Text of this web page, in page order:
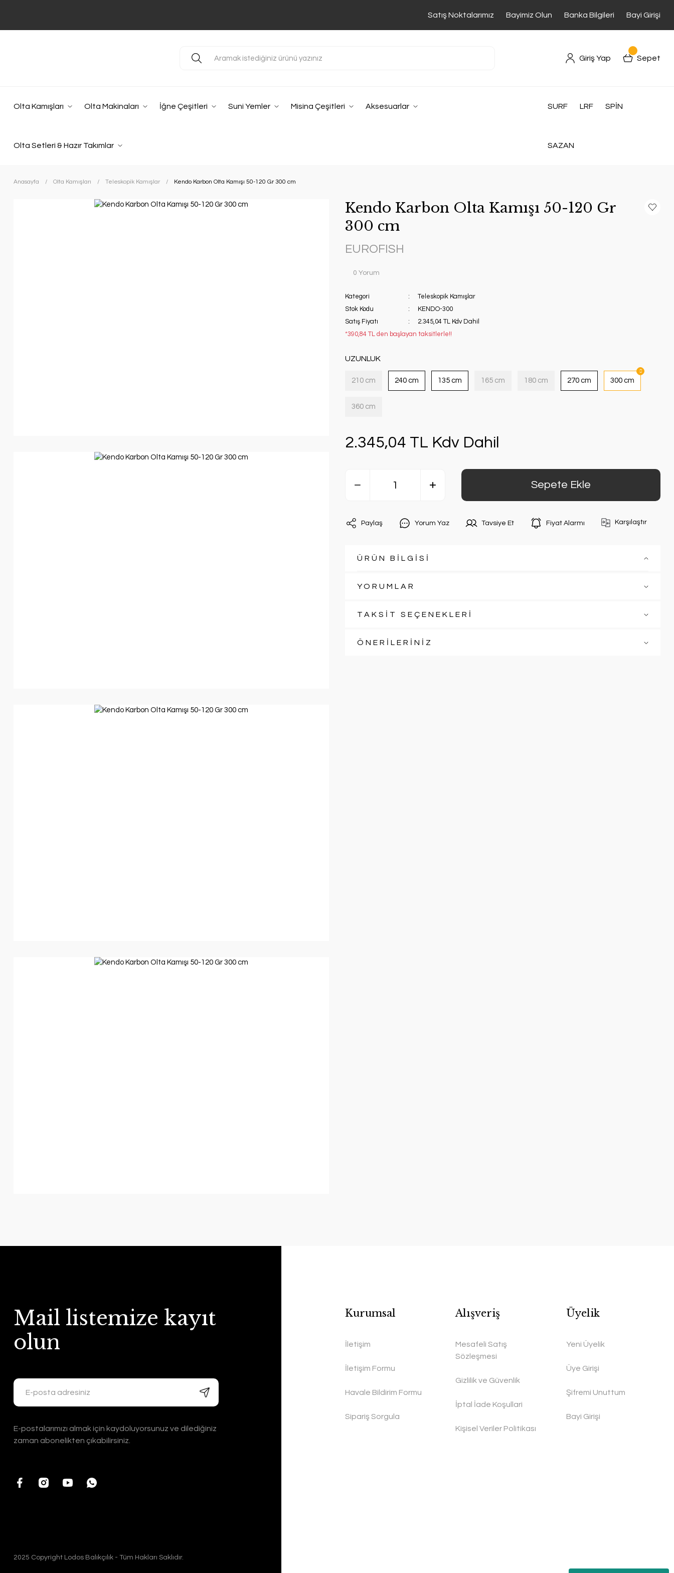
Satış Noktalarımız Bayimiz Olun Banka Bilgileri Bayi Girişi
Giriş Yap Sepet
Olta Kamışları Olta Makinaları İğne Çeşitleri Suni Yemler Misina Çeşitleri Aksesuarlar
Olta Setleri & Hazır Takımlar
SURF LRF SPİN
SAZAN
Anasayfa Olta Kamışları Teleskopik Kamışlar Kendo Karbon Olta Kamışı 50-120 Gr 300 cm
Kendo Karbon Olta Kamışı 50-120 Gr
300 cm
EUROFISH
0 Yorum
Kategori
Teleskopik Kamışlar
Stok Kodu
KENDO-300
Satış Fiyatı
2.345,04 TL Kdv Dahil
*390,84 TL den başlayan taksitlerle!!
UZUNLUK
210 cm 240 cm 135 cm 165 cm 180 cm 270 cm 300 cm
360 cm
2.345,04 TL Kdv Dahil
Sepete Ekle
Paylaş Yorum Yaz Tavsiye Et Fiyat Alarmı Karşılaştır
ÜRÜN BİLGİSİ
YORUMLAR
TAKSİT SEÇENEKLERİ
ÖNERİLERİNİZ
Mail listemize kayıt
olun
E-postalarımızı almak için kaydoluyorsunuz ve dilediğiniz
zaman abonelikten çıkabilirsiniz.
Kurumsal
İletişim
İletişim Formu
Havale Bildirim Formu
Sipariş Sorgula
Alışveriş
Mesafeli Satış
Sözleşmesi
Gizlilik ve Güvenlik
İptal İade Koşullari
Kişisel Veriler Politikası
Üyelik
Yeni Üyelik
Üye Girişi
Şifremi Unuttum
Bayi Girişi
2025 Copyright Lodos Balıkçılık - Tüm Hakları Saklıdır.